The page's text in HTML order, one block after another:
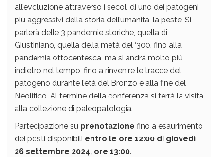
all’evoluzione attraverso i secoli di uno dei patogeni
più aggressivi della storia dell’umanità, la peste. Si
parlerà delle 3 pandemie storiche, quella di
Giustiniano, quella della metà del ‘300, fino alla
pandemia ottocentesca, ma si andrà molto più
indietro nel tempo, fino a rinvenire le tracce del
patogeno durante l’età del Bronzo e alla fine del
Neolitico. Al termine della conferenza si terrà la visita
alla collezione di paleopatologia.
Partecipazione su prenotazione fino a esaurimento
dei posti disponibili entro le ore 12:00 di giovedì
26 settembre 2024, ore 13:00.